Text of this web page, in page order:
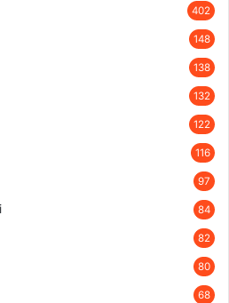
402
148
138
132
122
116
97
84
82
80
68